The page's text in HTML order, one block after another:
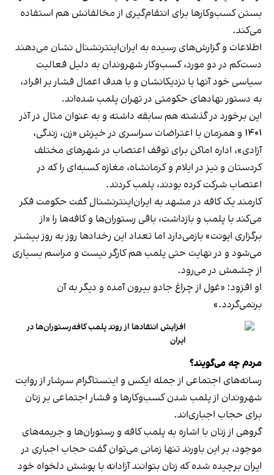
بستن کسب‌وکارها برای انتقام‌گیری از مخالفانش هم استفاده
می‌کند.
اطلاعات و گزارش‌های رسیده به ایران‌اینترنشنال نشان می‌دهند
دست‌کم در دو مورد، کسب‌وکار شهروندان به دلیل فعالیت
سیاسی خود آنها یا نزدیکانشان و با هدف اعمال فشار بر افراد،
به دستور نهادهای حکومتی در تهران پلمب شده‌اند.
این برخورد در گذشته هم سابقه داشته و به عنوان مثال در آذر
۱۴۰۱ و همزمان با اعتراضات سراسری در خیزش «زن، زندگی،
آزادی»، اداره اماکن برای توقف اعتصاب در شهرهای مختلف
کردستان و نیز در ایلام و کرمانشاه، مغازه کسبه‌ای را که در
اعتصاب شرکت کرده بودند، پلمب کردند.
کارمند یک کافه در مشهد به ایران‌اینترنشنال گفت حکومت فکر
می‌کند با پلمب و بازداشت، باقی رستوران‌ها و کافه‌ها را «از
برگزاری ایونت» بازمی‌دارد اما تعداد این رخدادها روز به روز بیشتر
می‌شود و در نهایت حتی پلمب هم کارگر نیست و مراسم بسیاری
از چشمش در می‌رود.
او افزود: «غول از چراغ جادو بیرون آمده و دیگر به آن
برنمی‎‌گردد.»
افزایش انتقادها از روند پلمب کافه‌رستوران‌ها در
ایران
مردم چه می‌گویند؟
رسانه‎‌های اجتماعی از جمله ایکس و اینستاگرام سرشار از روایت
شهروندان از پلمب شدن کسب‌وکارها و فشار اجتماعی بر زنان
برای حجاب اجباری‌اند.
گروهی از زنان با اشاره به پلمب کافه و رستوران‌ها و جریمه‌های
موجود، بر این باورند تنها زمانی می‌توان گفت حجاب اجباری در
ایران برچیده شده که زنان بتوانند آزادانه با پوشش دلخواه خود